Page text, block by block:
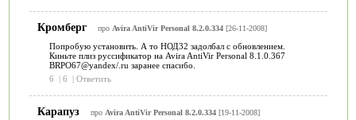
Кромберг про Avira AntiVir Personal 8.2.0.334[26-11-2008]
Попробую установить. А то НОД32 задолбал с обновлением.
Киньте плиз руссификатор на Avira AntiVir Personal 8.1.0.367
BRPO67@yandex/.ru заранее спасибо.
6
| 6 | Ответить
Карапуз про Avira AntiVir Personal 8.2.0.334[19-11-2008]